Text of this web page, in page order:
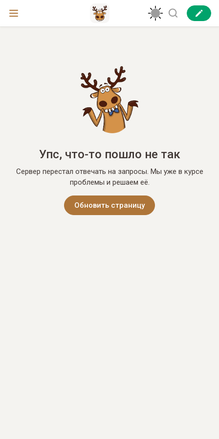
Упс, что-то пошло не так
Сервер перестал отвечать на запросы. Мы уже в курсе
проблемы и решаем её.
Обновить страницу